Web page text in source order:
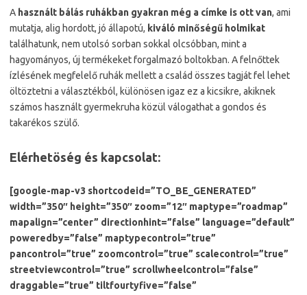
A használt bálás ruhákban gyakran még a címke is ott van, ami
mutatja, alig hordott, jó állapotú, kiváló minőségű holmikat
találhatunk, nem utolsó sorban sokkal olcsóbban, mint a
hagyományos, új termékeket forgalmazó boltokban. A felnőttek
ízlésének megfelelő ruhák mellett a család összes tagját fel lehet
öltöztetni a választékból, különösen igaz ez a kicsikre, akiknek
számos használt gyermekruha közül válogathat a gondos és
takarékos szülő.
Elérhetöség és kapcsolat:
[google-map-v3 shortcodeid=”TO_BE_GENERATED”
width=”350″ height=”350″ zoom=”12″ maptype=”roadmap”
mapalign=”center” directionhint=”false” language=”default”
poweredby=”false” maptypecontrol=”true”
pancontrol=”true” zoomcontrol=”true” scalecontrol=”true”
streetviewcontrol=”true” scrollwheelcontrol=”false”
draggable=”true” tiltfourtyfive=”false”